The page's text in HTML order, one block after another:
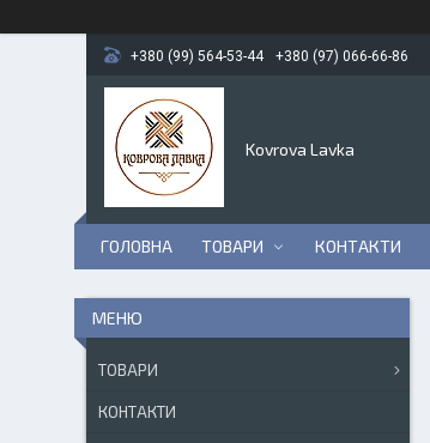
+380 (99) 564-53-44 +380 (97) 066-66-86
Kovrova Lavka
ГОЛОВНА ТОВАРИ КОНТАКТИ
ТОВАРИ
КОНТАКТИ